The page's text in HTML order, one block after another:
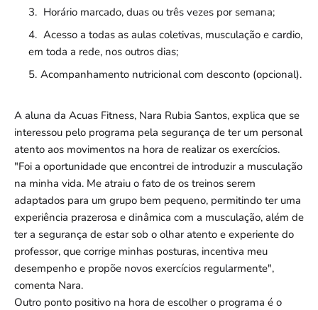
Horário marcado, duas ou três vezes por semana;
Acesso a todas as aulas coletivas, musculação e cardio,
em toda a rede, nos outros dias;
Acompanhamento nutricional com desconto (opcional).
A aluna da Acuas Fitness, Nara Rubia Santos, explica que se
interessou pelo programa pela segurança de ter um personal
atento aos movimentos na hora de realizar os exercícios.
"Foi a oportunidade que encontrei de introduzir a musculação
na minha vida. Me atraiu o fato de os treinos serem
adaptados para um grupo bem pequeno, permitindo ter uma
experiência prazerosa e dinâmica com a musculação, além de
ter a segurança de estar sob o olhar atento e experiente do
professor, que corrige minhas posturas, incentiva meu
desempenho e propõe novos exercícios regularmente",
comenta Nara.
Outro ponto positivo na hora de escolher o programa é o